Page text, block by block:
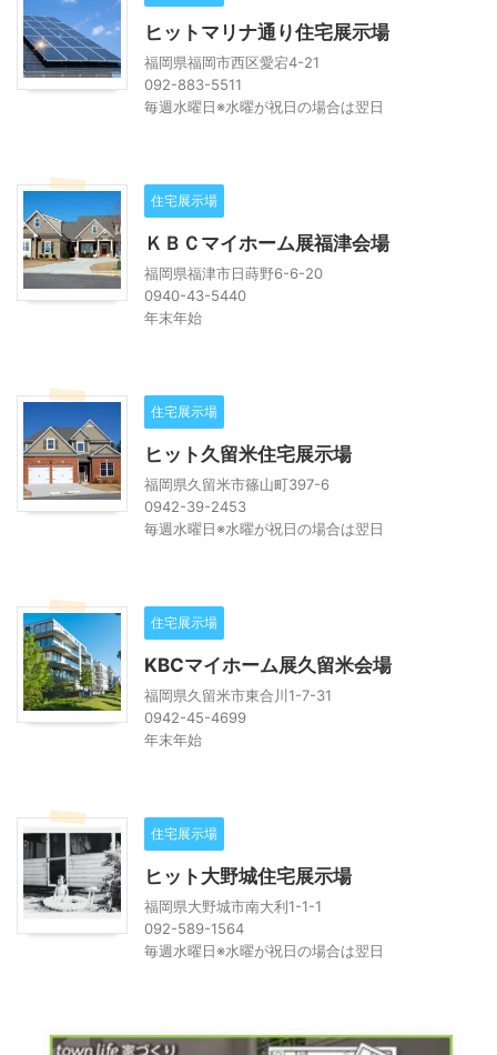
ヒットマリナ通り住宅展示場
福岡県福岡市西区愛宕4-21
092-883-5511
毎週水曜日※水曜が祝日の場合は翌日
住宅展示場
ＫＢＣマイホーム展福津会場
福岡県福津市日蒔野6-6-20
0940-43-5440
年末年始
住宅展示場
ヒット久留米住宅展示場
福岡県久留米市篠山町397-6
0942-39-2453
毎週水曜日※水曜が祝日の場合は翌日
住宅展示場
KBCマイホーム展久留米会場
福岡県久留米市東合川1-7-31
0942-45-4699
年末年始
住宅展示場
ヒット大野城住宅展示場
福岡県大野城市南大利1-1-1
092-589-1564
毎週水曜日※水曜が祝日の場合は翌日